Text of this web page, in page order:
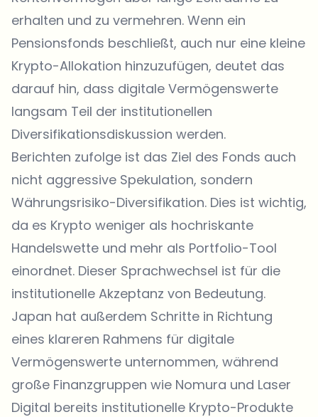
erhalten und zu vermehren. Wenn ein
Pensionsfonds beschließt, auch nur eine kleine
Krypto-Allokation hinzuzufügen, deutet das
darauf hin, dass digitale Vermögenswerte
langsam Teil der institutionellen
Diversifikationsdiskussion werden.
Berichten zufolge ist das Ziel des Fonds auch
nicht aggressive Spekulation, sondern
Währungsrisiko-Diversifikation. Dies ist wichtig,
da es Krypto weniger als hochriskante
Handelswette und mehr als Portfolio-Tool
einordnet. Dieser Sprachwechsel ist für die
institutionelle Akzeptanz von Bedeutung.
Japan hat außerdem Schritte in Richtung
eines klareren Rahmens für digitale
Vermögenswerte unternommen, während
große Finanzgruppen wie Nomura und Laser
Digital bereits institutionelle Krypto-Produkte